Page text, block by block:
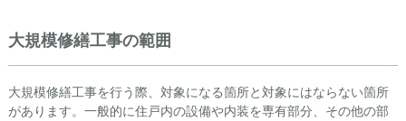
大規模修繕工事の範囲
大規模修繕工事を行う際、対象になる箇所と対象にはならない箇所
があります。一般的に住戸内の設備や内装を専有部分、その他の部